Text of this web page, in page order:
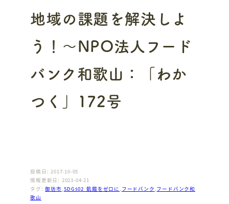
地域の課題を解決しよ
う！～NPO法人フード
バンク和歌山：「わか
つく」172号
投稿日: 2017-10-05
情報更新日: 2023-04-21
タグ:御坊市 SDGs02_飢餓をゼロに フードバンク フードバンク和
歌山